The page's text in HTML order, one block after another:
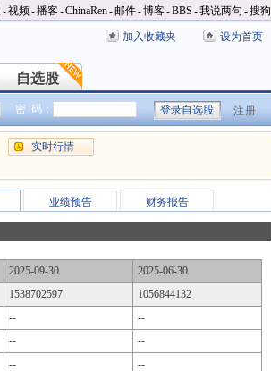
-视频-播客-ChinaRen-邮件-博客-BBS -我说两句 -搜狗
加入收藏夹 设为首页
自选股
自选股
密 码： 注册
实时行情
业绩预告 财务报告
2025-09-30
2025-06-30
1538702597
1056844132
--
--
--
--
--
--